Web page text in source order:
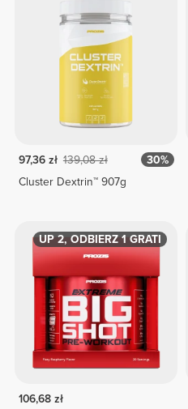
97,36 zł 139,08 zł
30%
Cluster Dextrin™ 907g
KUP 2, ODBIERZ 1 GRATIS
106,68 zł